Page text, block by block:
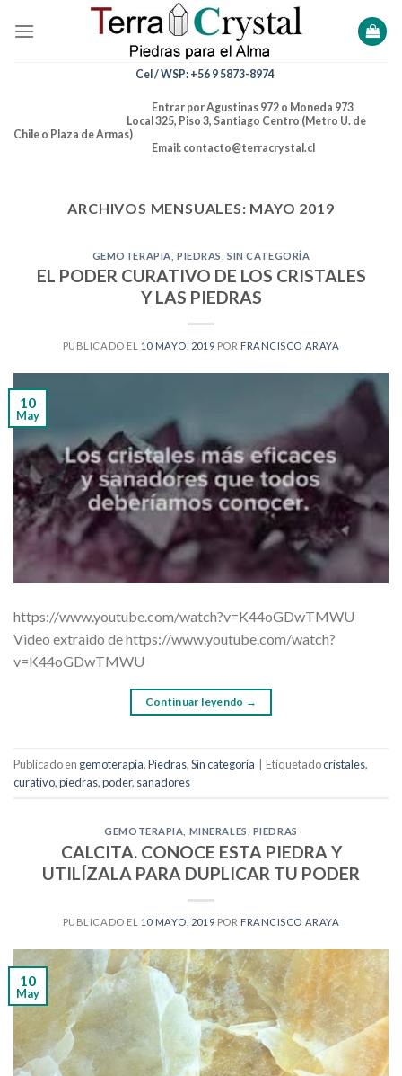
Cel / WSP: +56 9 5873-8974
Entrar por Agustinas 972 o Moneda 973
Local 325, Piso 3, Santiago Centro (Metro U. de
Chile o Plaza de Armas)
Email: contacto@terracrystal.cl
ARCHIVOS MENSUALES: MAYO 2019
GEMOTERAPIA PIEDRAS ,SIN CATEGORÍA
EL PODER CURATIVO DE LOS CRISTALES
Y LAS PIEDRAS
PUBLICADO EL 10 MAYO, 2019 POR FRANCISCO ARAYA
10
May
https://www.youtube.com/watch?v=K44oGDwTMWU
Video extraido de https://www.youtube.com/watch?
v=K44oGDwTMWU
Continuar leyendo →
Publicado en gemoterapia,Piedras,Sin categoría Etiquetadocristales,
curativo,piedras,poder, sanadores
GEMOTERAPIA MINERALES PIEDRAS
CALCITA. CONOCE ESTA PIEDRA Y
UTILÍZALA PARA DUPLICAR TU PODER
PUBLICADO EL 10 MAYO, 2019 POR FRANCISCO ARAYA
10
May